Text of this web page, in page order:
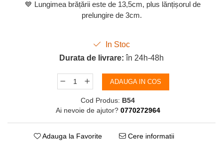
💙 Lungimea brățării este de 13,5cm, plus lănțișorul de
prelungire de 3cm.
In Stoc
Durata de livrare: în 24h-48h
ADAUGA IN COS
Cod Produs: B54
Ai nevoie de ajutor? 0770272964
Adauga la Favorite Cere informatii